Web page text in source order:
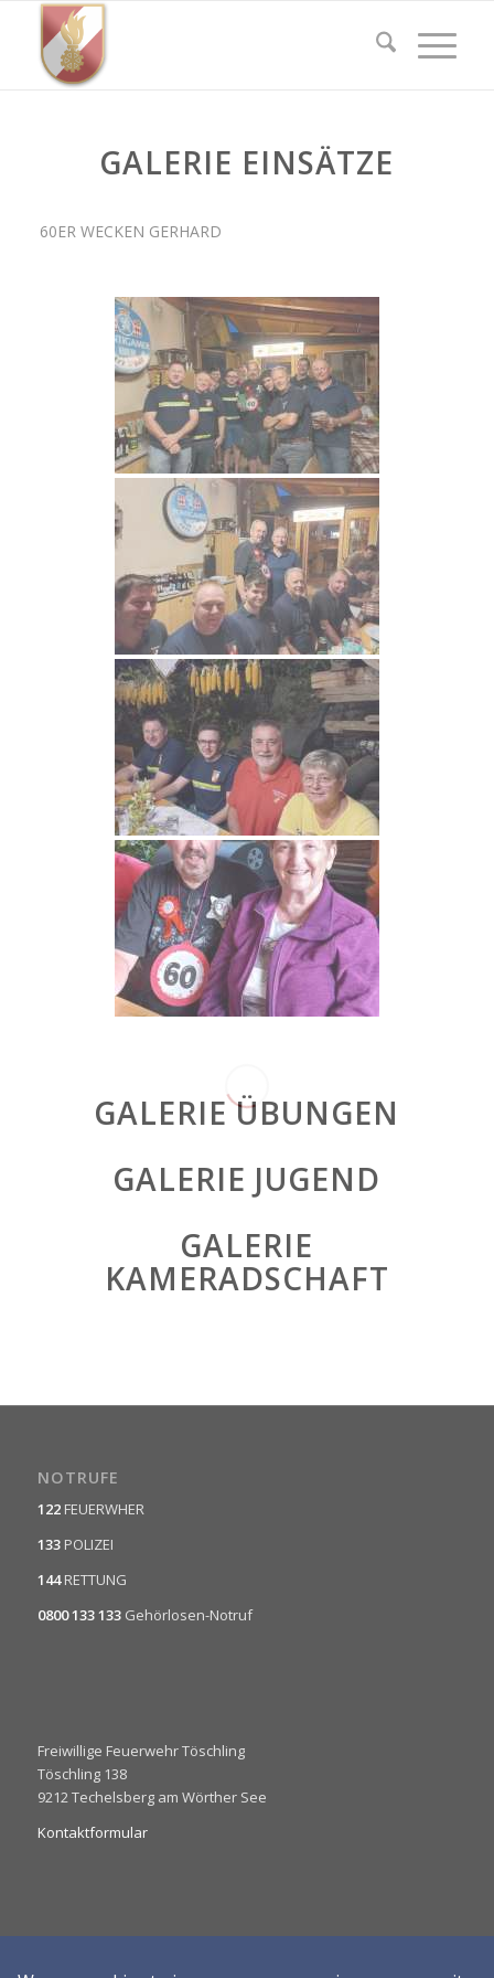
GALERIE EINSÄTZE
60ER WECKEN GERHARD
GALERIE ÜBUNGEN
GALERIE JUGEND
GALERIE
KAMERADSCHAFT
NOTRUFE
122FEUERWHER
133POLIZEI
144RETTUNG
0800 133 133 Gehörlosen-Notruf
Freiwillige Feuerwehr Töschling
Töschling 138
9212 Techelsberg am Wörther See
Kontaktformular